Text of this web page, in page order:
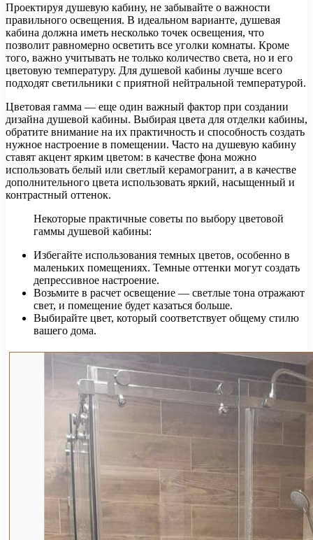
Проектируя душевую кабину, не забывайте о важности
правильного освещения. В идеальном варианте, душевая
кабина должна иметь несколько точек освещения, что
позволит равномерно осветить все уголки комнаты. Кроме
того, важно учитывать не только количество света, но и его
цветовую температуру. Для душевой кабины лучше всего
подходят светильники с приятной нейтральной температурой.
Цветовая гамма — еще один важный фактор при создании
дизайна душевой кабины. Выбирая цвета для отделки кабины,
обратите внимание на их практичность и способность создать
нужное настроение в помещении. Часто на душевую кабину
ставят акцент ярким цветом: в качестве фона можно
использовать белый или светлый керамогранит, а в качестве
дополнительного цвета использовать яркий, насыщенный и
контрастный оттенок.
Некоторые практичные советы по выбору цветовой
гаммы душевой кабины:
Избегайте использования темных цветов, особенно в
маленьких помещениях. Темные оттенки могут создать
депрессивное настроение.
Возьмите в расчет освещение — светлые тона отражают
свет, и помещение будет казаться больше.
Выбирайте цвет, который соответствует общему стилю
вашего дома.